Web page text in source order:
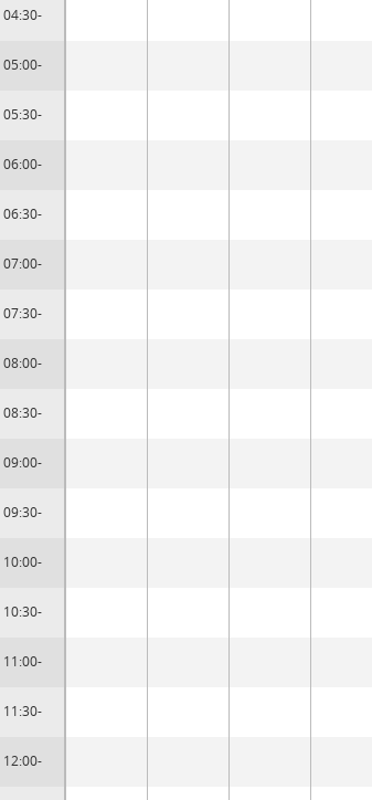
04:30-
05:00-
05:30-
06:00-
06:30-
07:00-
07:30-
08:00-
08:30-
09:00-
09:30-
10:00-
10:30-
11:00-
11:30-
12:00-